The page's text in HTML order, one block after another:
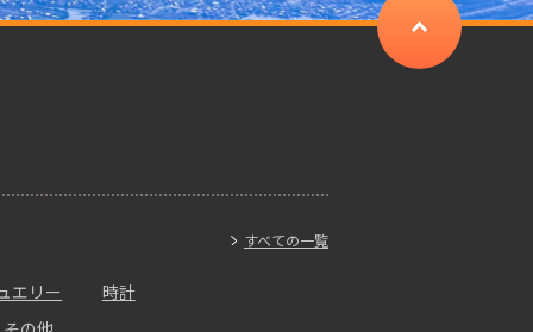
すべての一覧
エリー
時計